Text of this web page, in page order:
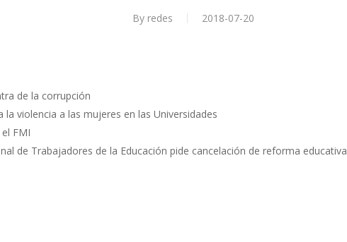
By redes 2018-07-20
de la corrupción
la violencia a las mujeres en las Universidades
FMI
de Trabajadores de la Educación pide cancelación de reforma educativa